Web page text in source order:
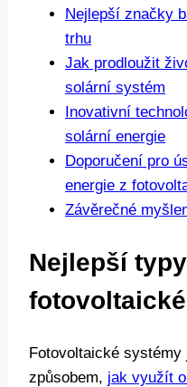
Nejlepší značky
trhu
Jak prodloužit
solární systém
Inovativní
solární energie
Doporučení pro
energie z
Závěrečné
Nejlepší
Fotovoltaické
způsobem, jak využít